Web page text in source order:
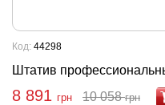
Штатив
Код: 44298
8 891 грн 10 058грн